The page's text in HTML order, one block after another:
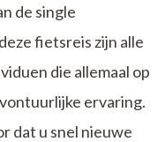
de single
fietsreis zijn alle
die allemaal op
ervaring.
dat u snel nieuwe